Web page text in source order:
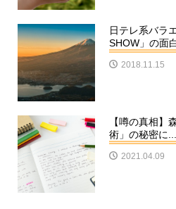
日テレ系バラ
SHOW」の面
2018.11.15
【噂の真相】
術」の秘密に...
2021.04.09